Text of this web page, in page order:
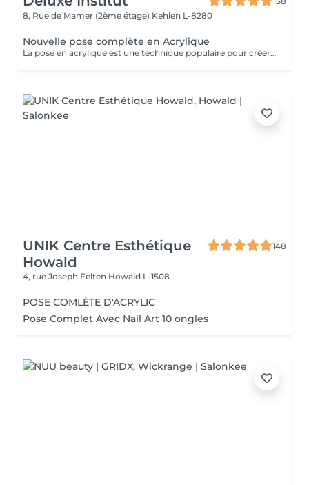
8, Rue de Mamer (2ème étage) Kehlen L-8280
Nouvelle pose complète en Acrylique
La pose en acrylique est une technique populaire pour créer des ongles parfaits, durables et résistants. Elle permet de prolonger la longueur des ongles et d'obtenir une finition lisse et professionnelle. Ce soin est particulièrement recommandé pour celles qui souhaitent des ongles solides et durables. L'acrylique remplace le gel.
UNIK Centre Esthétique
Howald
148
4, rue Joseph Felten Howald L-1508
POSE COMLÈTE D'ACRYLIC
Pose Complet Avec Nail Art 10 ongles